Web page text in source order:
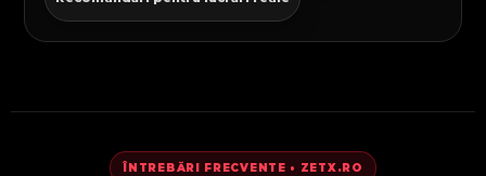
ÎNTREBĂRI FRECVENTE • ZETX.RO